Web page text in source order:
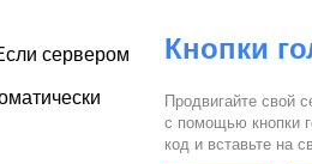
сервером
Кнопки
Продвигайте свой
с помощью кнопки
код и вставьте на